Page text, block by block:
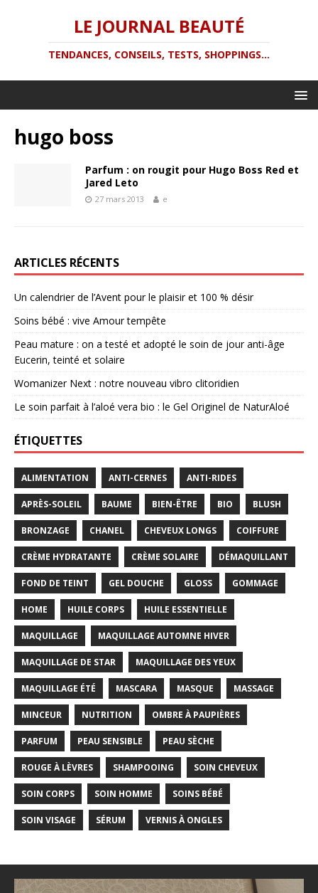
LE JOURNAL BEAUTÉ
TENDANCES, CONSEILS, TESTS, SHOPPINGS...
hugo boss
Parfum : on rougit pour Hugo Boss Red et
Jared Leto
27 mars 2013 e
ARTICLES RÉCENTS
Un calendrier de l’Avent pour le plaisir et 100 % désir
Soins bébé : vive Amour tempête
Peau mature : on a testé et adopté le soin de jour anti-âge
Eucerin, teinté et solaire
Womanizer Next : notre nouveau vibro clitoridien
Le soin parfait à l’aloé vera bio : le Gel Originel de NaturAloé
ÉTIQUETTES
ALIMENTATION ANTI-CERNES ANTI-RIDES
APRÈS-SOLEIL BAUME BIEN-ÊTRE BIO BLUSH
BRONZAGE CHANEL CHEVEUX LONGS COIFFURE
CRÈME HYDRATANTE CRÈME SOLAIRE DÉMAQUILLANT
FOND DE TEINT GEL DOUCHE GLOSS GOMMAGE
HOME HUILE CORPS HUILE ESSENTIELLE
MAQUILLAGE MAQUILLAGE AUTOMNE HIVER
MAQUILLAGE DE STAR MAQUILLAGE DES YEUX
MAQUILLAGE ÉTÉ MASCARA MASQUE MASSAGE
MINCEUR NUTRITION OMBRE À PAUPIÈRES
PARFUM PEAU SENSIBLE PEAU SÈCHE
ROUGE À LÈVRES SHAMPOOING SOIN CHEVEUX
SOIN CORPS SOIN HOMME SOINS BÉBÉ
SOIN VISAGE SÉRUM VERNIS À ONGLES